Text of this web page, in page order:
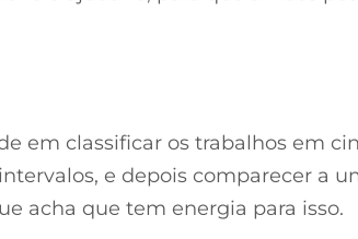
em classificar os trabalhos em
e depois comparecer a
acha que tem energia para isso.